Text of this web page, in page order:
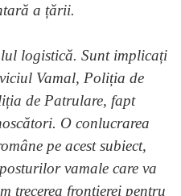
a țării.
logistică. Sunt implicați
Vamal, Poliția de
de Patrulare, fapt
O conlucrarea
pe acest subiect,
vamale care va
trecerea frontierei pentru